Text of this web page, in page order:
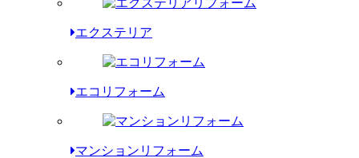
エクステリア
エコリフォーム
マンションリフォーム